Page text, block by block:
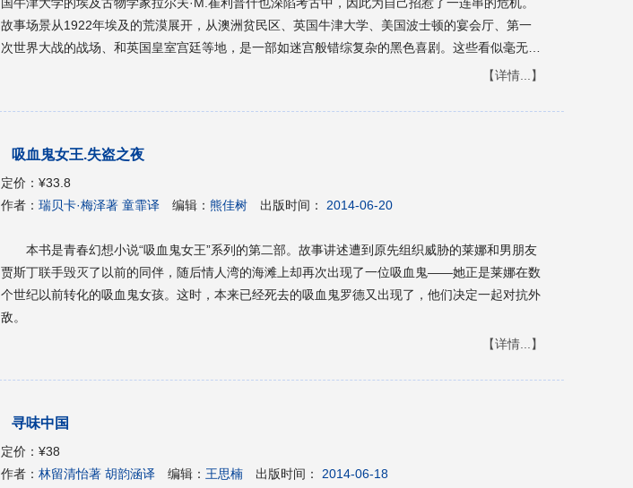
故事场景从1922年埃及的荒漠展开，从澳洲贫民区、英国牛津大学、美国波士顿的宴会厅、第一
次世界大战的战场、和英国皇室宫廷等地，是一部如迷宫般错综复杂的黑色喜剧。这些看似毫无关
【详情...】
吸血鬼女王.失盗之夜
定价：¥33.8
作者：瑞贝卡·梅泽著 童霏译 编辑：熊佳树 出版时间： 2014-06-20
本书是青春幻想小说“吸血鬼女王”系列的第二部。故事讲述遭到原先组织威胁的莱娜和男朋友
贾斯丁联手毁灭了以前的同伴，随后情人湾的海滩上却再次出现了一位吸血鬼——她正是莱娜在数
个世纪以前转化的吸血鬼女孩。这时，本来已经死去的吸血鬼罗德又出现了，他们决定一起对抗外
敌。
【详情...】
寻味中国
定价：¥38
作者：林留清怡著 胡韵涵译 编辑：王思楠 出版时间： 2014-06-18